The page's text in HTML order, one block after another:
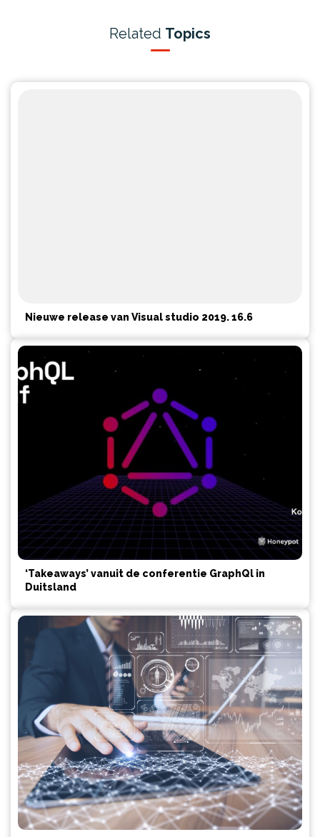
Related Topics
Nieuwe release van Visual studio 2019. 16.6
‘Takeaways’ vanuit de conferentie GraphQl in
Duitsland